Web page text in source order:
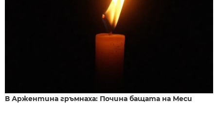
В Аржентина гръмнаха: Почина бащата на Меси